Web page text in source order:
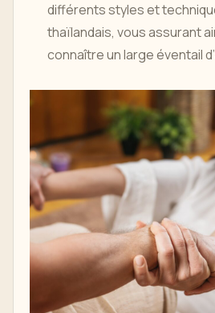
différents styles et
thaïlandais, vous assurant
connaître un large éventail